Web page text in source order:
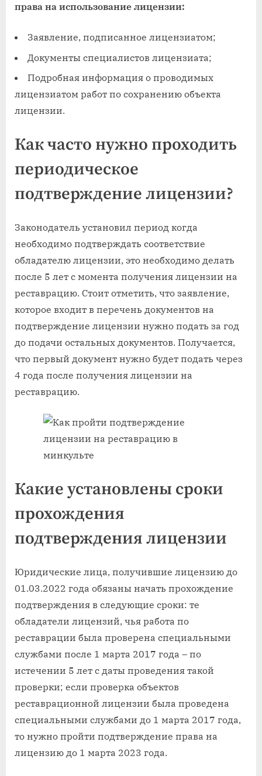
права на использование лицензии:
Заявление, подписанное лицензиатом;
Документы специалистов лицензиата;
Подробная информация о проводимых
лицензиатом работ по сохранению объекта
лицензии.
Как часто нужно проходить
периодическое
подтверждение лицензии?
Законодатель установил период когда
необходимо подтверждать соответствие
обладателю лицензии, это необходимо делать
после 5 лет с момента получения лицензии на
реставрацию. Стоит отметить, что заявление,
которое входит в перечень документов на
подтверждение лицензии нужно подать за год
до подачи остальных документов. Получается,
что первый документ нужно будет подать через
4 года после получения лицензии на
реставрацию.
Какие установлены сроки
прохождения
подтверждения лицензии
Юридические лица, получившие лицензию до
01.03.2022 года обязаны начать прохождение
подтверждения в следующие сроки: те
обладатели лицензий, чья работа по
реставрации была проверена специальными
службами после 1 марта 2017 года – по
истечении 5 лет с даты проведения такой
проверки; если проверка объектов
реставрационной лицензии была проведена
специальными службами до 1 марта 2017 года,
то нужно пройти подтверждение права на
лицензию до 1 марта 2023 года.